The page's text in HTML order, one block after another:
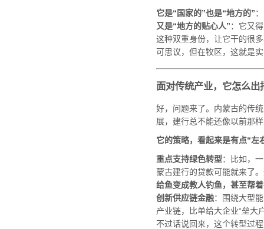
它是“国家的”也是“地方的”
又是“地方的贴心人”：它又
这种双重身份，让它干的很
可思议，但在牧区，这就是
面对传统产业，它怎么出
好，问题来了。内蒙古的传
展，建行总不能还像以前那
它的策略，看起来是有点“左
重点支持绿色转型：比如，
蒙古建行的贷款可能就来了
给鱼变成教人钓鱼，甚至帮
创新供应链金融：围绕大型
产业链，比单给大企业“垒大
不过话说回来，这个转型过